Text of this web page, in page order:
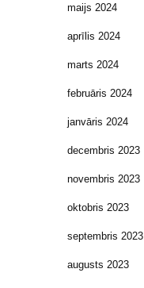
maijs 2024
aprīlis 2024
marts 2024
februāris 2024
janvāris 2024
decembris 2023
novembris 2023
oktobris 2023
septembris 2023
augusts 2023